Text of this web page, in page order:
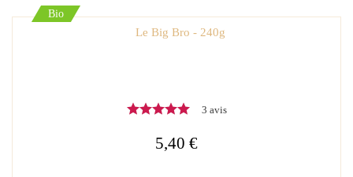
Bio
Le Big Bro - 240g
3 avis
5,40 €